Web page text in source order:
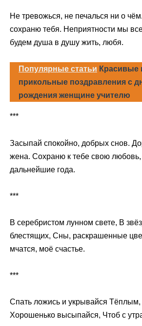
Не тревожься, не печалься ни о
сохраню тебя. Неприятности мы
будем душа в душу жить, любя.
Популярные статьи Красивые
прикольные поздравления с
рождения женщине учителю
***
Засыпай спокойно, добрых снов.
жена. Сохраню к тебе свою
дальнейшие года.
***
В серебристом лунном свете, В
блестящих, Сны, раскрашенные
мчатся, моё счастье.
***
Спать ложись и укрывайся
Хорошенько высыпайся, Чтоб с